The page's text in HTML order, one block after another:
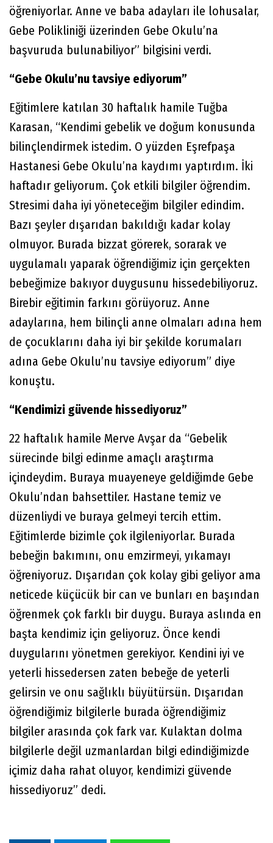
öğreniyorlar. Anne ve baba adayları ile lohusalar,
Gebe Polikliniği üzerinden Gebe Okulu’na
başvuruda bulunabiliyor” bilgisini verdi.
“Gebe Okulu’nu tavsiye ediyorum”
Eğitimlere katılan 30 haftalık hamile Tuğba
Karasan, “Kendimi gebelik ve doğum konusunda
bilinçlendirmek istedim. O yüzden Eşrefpaşa
Hastanesi Gebe Okulu’na kaydımı yaptırdım. İki
haftadır geliyorum. Çok etkili bilgiler öğrendim.
Stresimi daha iyi yöneteceğim bilgiler edindim.
Bazı şeyler dışarıdan bakıldığı kadar kolay
olmuyor. Burada bizzat görerek, sorarak ve
uygulamalı yaparak öğrendiğimiz için gerçekten
bebeğimize bakıyor duygusunu hissedebiliyoruz.
Birebir eğitimin farkını görüyoruz. Anne
adaylarına, hem bilinçli anne olmaları adına hem
de çocuklarını daha iyi bir şekilde korumaları
adına Gebe Okulu’nu tavsiye ediyorum” diye
konuştu.
“Kendimizi güvende hissediyoruz”
22 haftalık hamile Merve Avşar da “Gebelik
sürecinde bilgi edinme amaçlı araştırma
içindeydim. Buraya muayeneye geldiğimde Gebe
Okulu’ndan bahsettiler. Hastane temiz ve
düzenliydi ve buraya gelmeyi tercih ettim.
Eğitimlerde bizimle çok ilgileniyorlar. Burada
bebeğin bakımını, onu emzirmeyi, yıkamayı
öğreniyoruz. Dışarıdan çok kolay gibi geliyor ama
neticede küçücük bir can ve bunları en başından
öğrenmek çok farklı bir duygu. Buraya aslında en
başta kendimiz için geliyoruz. Önce kendi
duygularını yönetmen gerekiyor. Kendini iyi ve
yeterli hissedersen zaten bebeğe de yeterli
gelirsin ve onu sağlıklı büyütürsün. Dışarıdan
öğrendiğimiz bilgilerle burada öğrendiğimiz
bilgiler arasında çok fark var. Kulaktan dolma
bilgilerle değil uzmanlardan bilgi edindiğimizde
içimiz daha rahat oluyor, kendimizi güvende
hissediyoruz” dedi.